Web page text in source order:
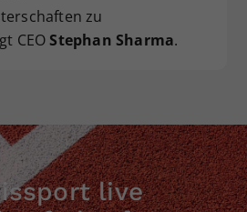
zu
CEOStephan Sharma.
live